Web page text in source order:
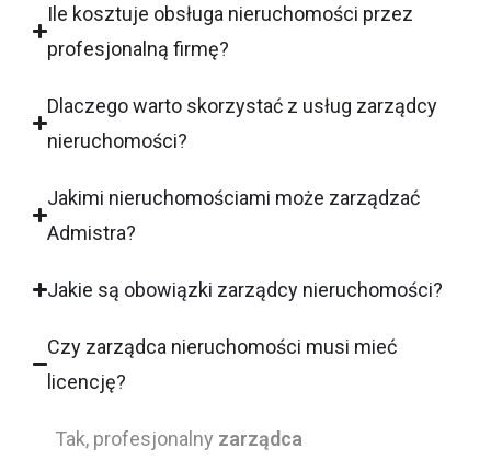
Ile kosztuje obsługa nieruchomości przez
profesjonalną firmę?
Dlaczego warto skorzystać z usług zarządcy
nieruchomości?
Jakimi nieruchomościami może zarządzać
Admistra?
Jakie są obowiązki zarządcy nieruchomości?
Czy zarządca nieruchomości musi mieć
licencję?
Tak, profesjonalny zarządca